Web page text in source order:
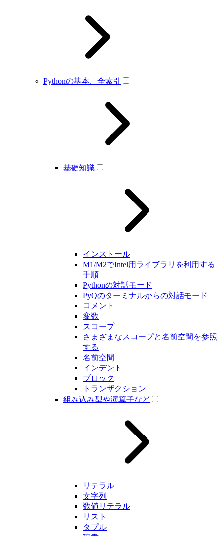
Pythonの基本、全索引
基礎知識
インストール
M1/M2でIntel用ライブラリを利用する
手順
Pythonの対話モード
PyQのターミナルからの対話モード
コメント
変数
スコープ
さまざまなスコープと名前空間を参照
する
名前空間
インデント
ブロック
トランザクション
組み込み型や演算子など
リテラル
文字列
数値リテラル
リスト
タプル